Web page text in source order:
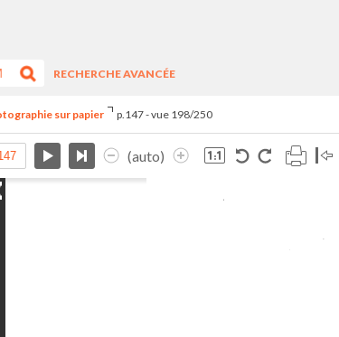
RECHERCHE AVANCÉE
sur papier p.147 - vue 198/250
(auto)